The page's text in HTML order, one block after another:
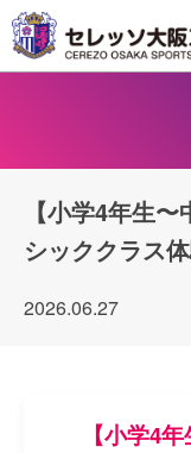
【小学4年生
シッククラス
2026.06.27
【小学4